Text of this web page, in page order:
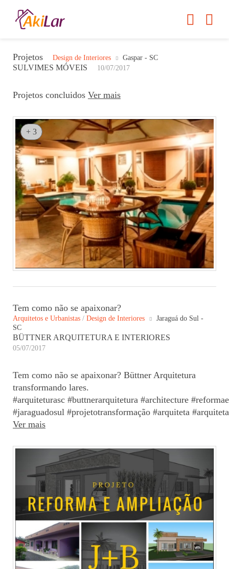
Projetos Design de Interiores Gaspar - SC
SULVIMES MÓVEIS 10/07/2017
Projetos concluidos Ver mais
+ 3
Tem como não se apaixonar?
Arquitetos e Urbanistas / Design de Interiores
Jaraguá do Sul -
SC
BÜTTNER ARQUITETURA E INTERIORES
05/07/2017
Tem como não se apaixonar? Büttner Arquitetura
transformando lares.
#arquiteturasc #buttnerarquitetura #architecture
#jaraguadosul #projetotransformação #arquiteta
Ver mais